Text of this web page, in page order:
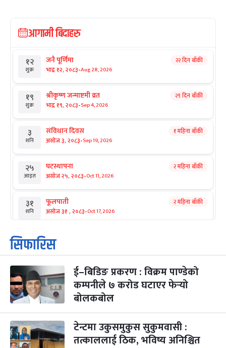
आगामी बिदाहरु
१२
शुक्र
जनै पूर्णिमा
भाद्र १२, २०८३-Aug 28, 2026
२२ दिन बाँकी
१९
शुक्र
श्रीकृष्ण जन्माष्टमी व्रत
भाद्र १९, २०८३-Sep 4, 2026
२९ दिन बाँकी
३
शनि
संविधान दिवस
असोज ३, २०८३-Sep 19, 2026
१ महिना बाँकी
२५
आइत
घटस्थापना
असोज २५, २०८३-Oct 11, 2026
२ महिना बाँकी
३१
शनि
फूलपाती
असोज ३१ , २०८३-Oct 17, 2026
२ महिना बाँकी
१
आइत
कार्तिक सङ्क्रान्ति
कार्तिक १, २०८३
३
मंगल
महानवमी
कार्तिक ३, २०८३-Oct 20, 2026
२ महिना बाँकी
४
पापा‌ङ्कुशा एकादशी व्रत २ महिना बाँकी
सिफारिस
ई–बिडिङ प्रकरण : विक्रम पाण्डेको
कम्पनीले ७ करोड घटाएर फेर्‍यो
बोलकबोल
टेन्टमा उकुसमुकुस सुकुमवासी :
तत्काललाई ठिक, भविष्य अनिश्चित